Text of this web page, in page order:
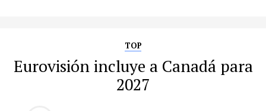
TOP
Eurovisión incluye a Canadá para
2027